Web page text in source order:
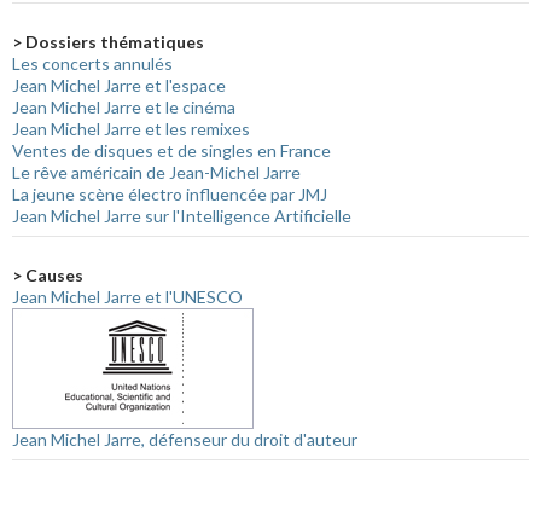
> Dossiers thématiques
Les concerts annulés
Jean Michel Jarre et l'espace
Jean Michel Jarre et le cinéma
Jean Michel Jarre et les remixes
Ventes de disques et de singles en France
Le rêve américain de Jean-Michel Jarre
La jeune scène électro influencée par JMJ
Jean Michel Jarre sur l'Intelligence Artificielle
> Causes
Jean Michel Jarre et l'UNESCO
Jean Michel Jarre, défenseur du droit d'auteur